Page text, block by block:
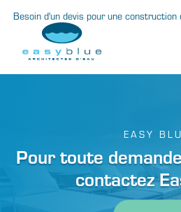
Besoin d'un devis pour une
EASY
Pour toute
contactez